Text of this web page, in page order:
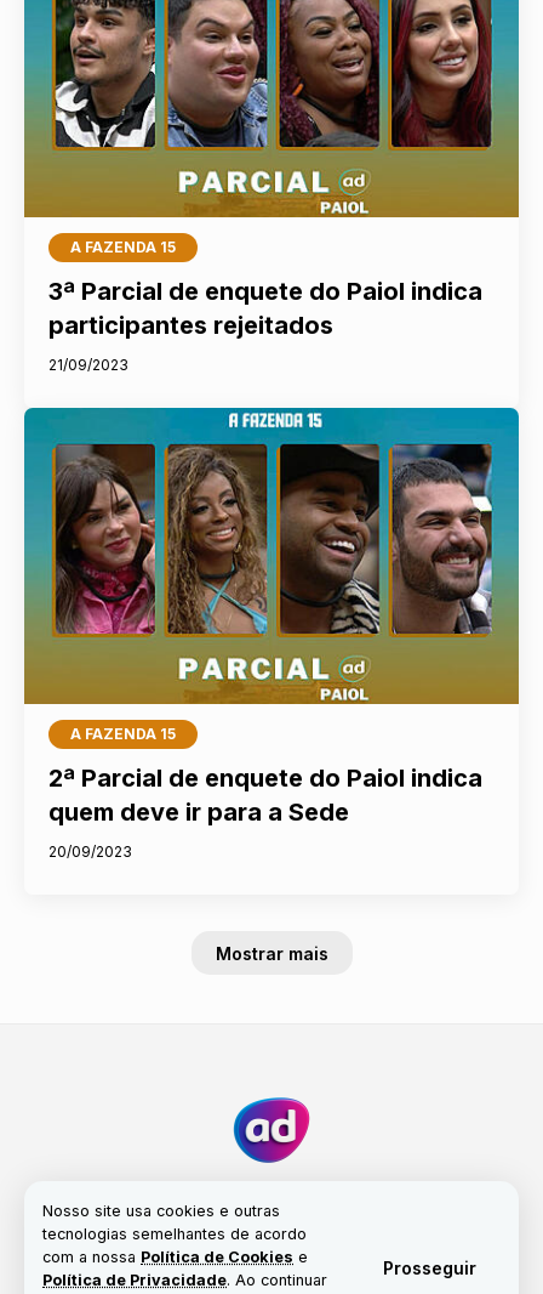
Nosso site usa cookies e outras
tecnologias semelhantes de acordo
com a nossa Política de Cookies e
Política de Privacidade. Ao continuar
Prosseguir
A FAZENDA 15
3ª Parcial de enquete do Paiol indica
participantes rejeitados
21/09/2023
A FAZENDA 15
2ª Parcial de enquete do Paiol indica
quem deve ir para a Sede
20/09/2023
Mostrar mais
Fale conosco Nossa história
Propriedade